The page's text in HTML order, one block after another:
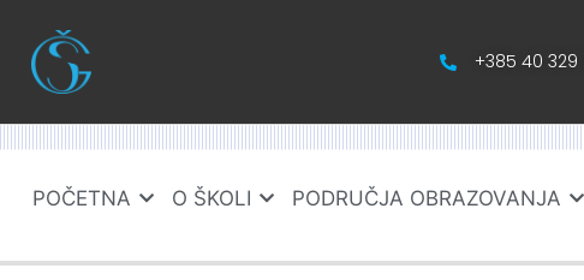
+385 40 329
POČETNA O ŠKOLI PODRUČJA OBRAZOVANJA